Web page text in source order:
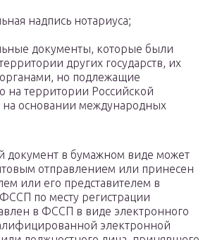
надпись нотариуса;
документы, которые были
других государств, их
но подлежащие
на территории Российской
основании международных
документ в бумажном виде может
отправлением или принесен
или его представителем в
по месту регистрации
в ФССП в виде электронного
электронной